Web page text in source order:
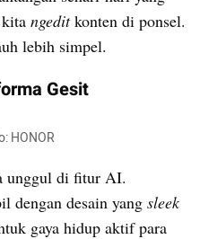
ngedit konten di ponsel.
lebih simpel.
Gesit
HONOR
dengan desain yang
gaya hidup aktif para